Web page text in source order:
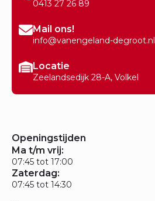
0413 27 26 89
Mail ons!
info@vanengeland-degroot.nl
Locatie
Zeelandsedijk 28-A, Volkel
Openingstijden
Ma t/m vrij:
07:45 tot 17:00
Zaterdag:
07:45 tot 14:30